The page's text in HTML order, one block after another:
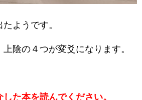
ようです。
陰の４つが変爻になります。
た本を読んでください。